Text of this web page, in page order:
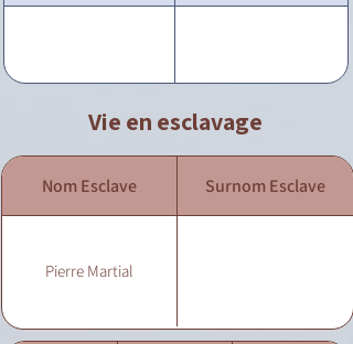
Vie en esclavage
Nom Esclave Surnom Esclave
Pierre Martial